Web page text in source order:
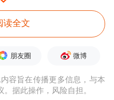
日发布“第十六届
选正式启动”的消
年一共有来自43家
读全文
朋友圈 微博
容旨在传播更多信息，与本
据此操作，风险自担。